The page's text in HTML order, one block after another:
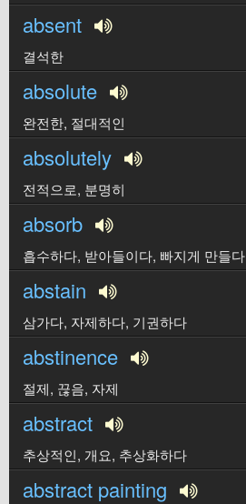
absent
결석한
absolute
완전한, 절대적인
absolutely
전적으로, 분명히
absorb
흡수하다, 받아들이다, 빠지게 만들다
abstain
삼가다, 자제하다, 기권하다
abstinence
절제, 끊음, 자제
abstract
추상적인, 개요, 추상화하다
abstract painting